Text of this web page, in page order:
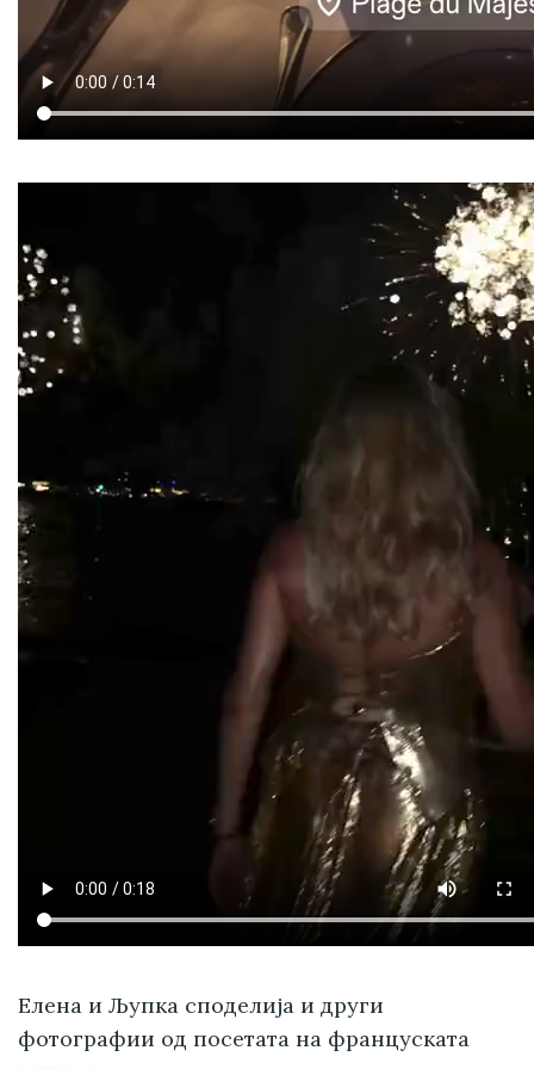
Елена и Љупка споделија и други
фотографии од посетата на француската